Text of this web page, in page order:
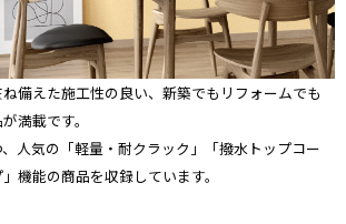
備えた施工性の良い、新築でもリフォームでも
満載です。
人気の「軽量・耐クラック」「撥水トップコー
機能の商品を収録しています。